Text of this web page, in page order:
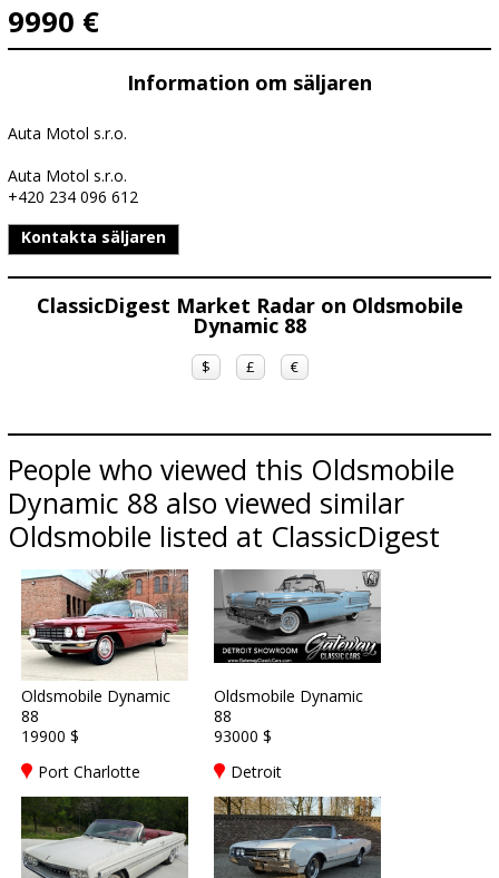
9990 €
Information om säljaren
Auta Motol s.r.o.
Auta Motol s.r.o.
+420 234 096 612
Kontakta säljaren
ClassicDigest Market Radar on Oldsmobile
Dynamic 88
$ £ €
People who viewed this Oldsmobile
Dynamic 88 also viewed similar
Oldsmobile listed at ClassicDigest
Oldsmobile Dynamic
88
19900 $
Port Charlotte
Oldsmobile Dynamic
88
93000 $
Detroit